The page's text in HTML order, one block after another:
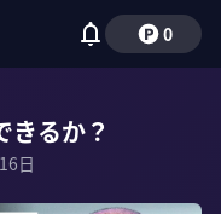
0
きるか？
日